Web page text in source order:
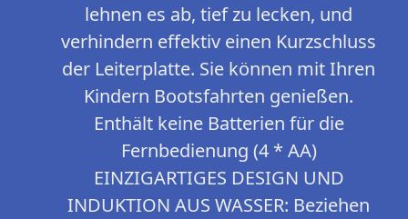
lehnen es ab, tief zu lecken, und
verhindern effektiv einen Kurzschluss
der Leiterplatte. Sie können mit Ihren
Kindern Bootsfahrten genießen.
Enthält keine Batterien für die
Fernbedienung (4 * AA)
EINZIGARTIGES DESIGN UND
INDUKTION AUS WASSER: Beziehen